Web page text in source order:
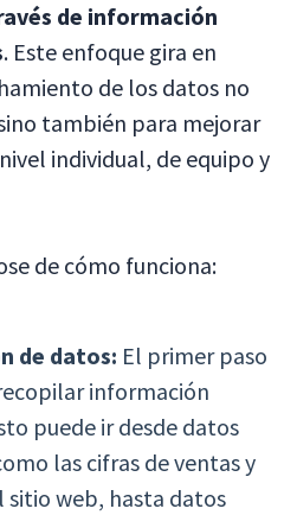
de información
. Este enfoque gira en
de los datos no
también para mejorar
individual, de equipo y
de cómo funciona:
de datos: El primer paso
información
puede ir desde datos
las cifras de ventas y
web, hasta datos